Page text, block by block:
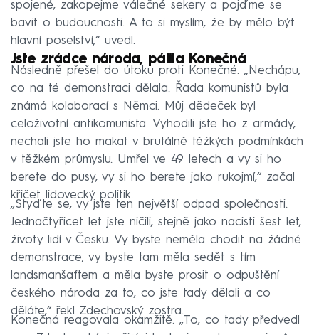
spojené, zakopejme válečné sekery a pojďme se
bavit o budoucnosti. A to si myslím, že by mělo být
hlavní poselství,“ uvedl.
Jste zrádce národa, pálila Konečná
Následně přešel do útoku proti Konečné. „Nechápu,
co na té demonstraci dělala. Řada komunistů byla
známá kolaborací s Němci. Můj dědeček byl
celoživotní antikomunista. Vyhodili jste ho z armády,
nechali jste ho makat v brutálně těžkých podmínkách
v těžkém průmyslu. Umřel ve 49 letech a vy si ho
berete do pusy, vy si ho berete jako rukojmí,“ začal
křičet lidovecký politik.
„Styďte se, vy jste ten největší odpad společnosti.
Jednačtyřicet let jste ničili, stejně jako nacisti šest let,
životy lidí v Česku. Vy byste neměla chodit na žádné
demonstrace, vy byste tam měla sedět s tím
landsmanšaftem a měla byste prosit o odpuštění
českého národa za to, co jste tady dělali a co
děláte,“ řekl Zdechovský zostra.
Konečná reagovala okamžitě. „To, co tady předvedl